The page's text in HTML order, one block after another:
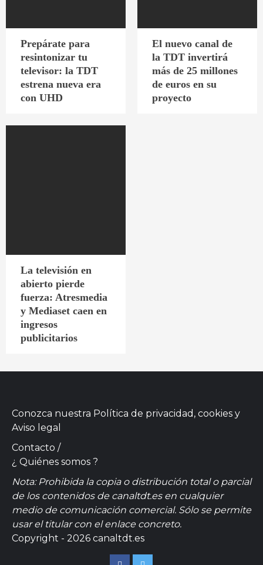
Prepárate para
resintonizar tu
televisor: la TDT
estrena nueva era
con UHD
El nuevo canal de
la TDT invertirá
más de 25 millones
de euros en su
proyecto
La televisión en
abierto pierde
fuerza: Atresmedia
y Mediaset caen en
ingresos
publicitarios
Conozca nuestra Política de privacidad, cookies y
Aviso legal
Contacto /
¿ Quiénes somos ?
Nota: Prohibida la copia o distribución total o parcial
de los contenidos de canaltdt.es en cualquier
medio de comunicación comercial. Sólo se permite
usar el titular con el enlace concreto.
Copyright - 2026 canaltdt.es